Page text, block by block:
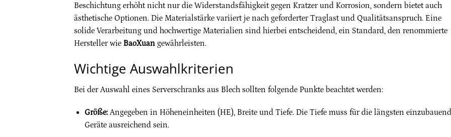
Beschichtung erhöht nicht nur die Widerstandsfähigkeit gegen Kratzer und Korrosion, sondern bietet auch
ästhetische Optionen. Die Materialstärke variiert je nach geforderter Traglast und Qualitätsanspruch. Eine
solide Verarbeitung und hochwertige Materialien sind hierbei entscheidend, ein Standard, den renommierte
Hersteller wie BaoXuan gewährleisten.
Wichtige Auswahlkriterien
Bei der Auswahl eines Serverschranks aus Blech sollten folgende Punkte beachtet werden:
Größe:Angegeben in Höheneinheiten (HE), Breite und Tiefe. Die Tiefe muss für die längsten
Geräte ausreichend sein.